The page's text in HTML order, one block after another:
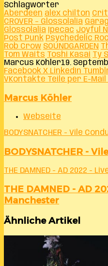
Schlagwörter
Aberdeen alex chilton
CROVER – Glossolalia
Glossolalia Ipecac Joyful
Post Punk Psychedelic
Rob Crow SOUNDGARDEN
Tom Waits Toshi Kasai Ty
Marcus Köhler19.
Facebook X LinkedIn
VKontakte Teile per E-Mail
Marcus Köhler
Webseite
BODYSNATCHER - Vile
BODYSNATCHER -
THE DAMNED - AD 2022 -
THE DAMNED - AD
Manchester
Ähnliche Artikel